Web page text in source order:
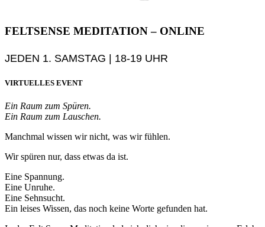
FELTSENSE MEDITATION – ONLINE
JEDEN 1. SAMSTAG | 18-19 UHR
VIRTUELLES EVENT
Ein Raum zum Spüren.
Ein Raum zum Lauschen.
Manchmal wissen wir nicht, was wir fühlen.
Wir spüren nur, dass etwas da ist.
Eine Spannung.
Eine Unruhe.
Eine Sehnsucht.
Ein leises Wissen, das noch keine Worte gefunden hat.